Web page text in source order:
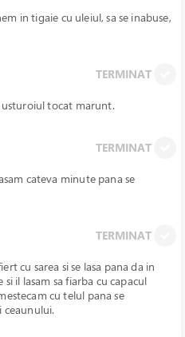
in tigaie cu uleiul, sa se inabuse,
TERMINAT
usturoiul tocat marunt.
TERMINAT
cateva minute pana se
TERMINAT
cu sarea si se lasa pana da in
il lasam sa fiarba cu capacul
cu telul pana se
ceaunului.